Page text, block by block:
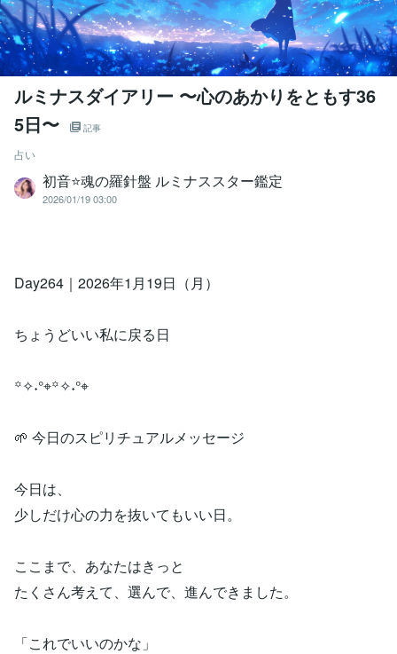
ルミナスダイアリー 〜心のあかりをともす36
5日〜
記事
占い
初音⭐️魂の羅針盤 ルミナススター鑑定
2026/01/19 03:00
Day264｜2026年1月19日（月）
ちょうどいい私に戻る日
꙳✧˖°⌖꙳✧˖°⌖
🌱 今日のスピリチュアルメッセージ
今日は、
少しだけ心の力を抜いてもいい日。
ここまで、あなたはきっと
たくさん考えて、選んで、進んできました。
「これでいいのかな」